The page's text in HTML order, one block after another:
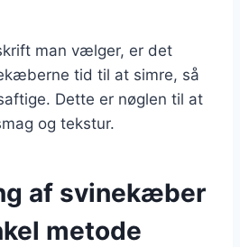
man vælger, er det
tid til at simre, så
Dette er nøglen til at
og tekstur.
af svinekæber
metode